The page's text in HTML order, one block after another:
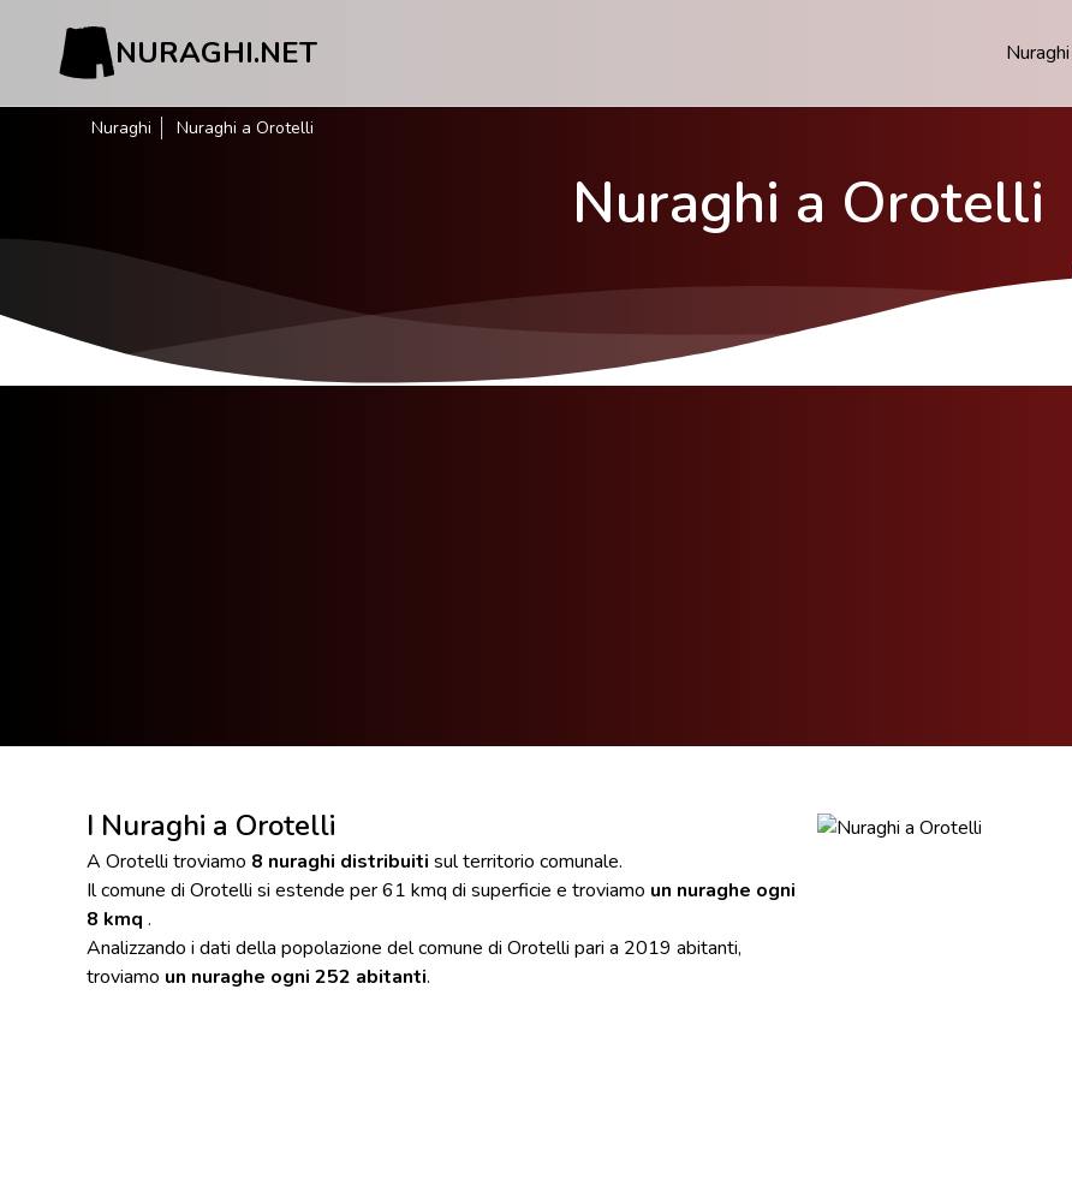
NURAGHI.NET Nuraghi
Nuraghi Nuraghi a Orotelli
Nuraghi a Orotelli
I Nuraghi a Orotelli
A Orotelli troviamo 8 nuraghi distribuiti sul territorio comunale.
Il comune di Orotelli si estende per 61 kmq di superficie e troviamo un nuraghe ogni
8 kmq .
Analizzando i dati della popolazione del comune di Orotelli pari a 2019 abitanti,
troviamo un nuraghe ogni 252 abitanti.